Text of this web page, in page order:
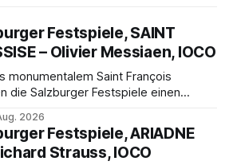
Festspiele, SAINT
– Olivier Messiaen, IOCO
monumentalem Saint François
die Salzburger Festspiele einen
Maxime Pascal entfaltet
eindrucksvoll, Philippe Sly berührt als
2026
Festspiele, ARIADNE
Strauss, IOCO